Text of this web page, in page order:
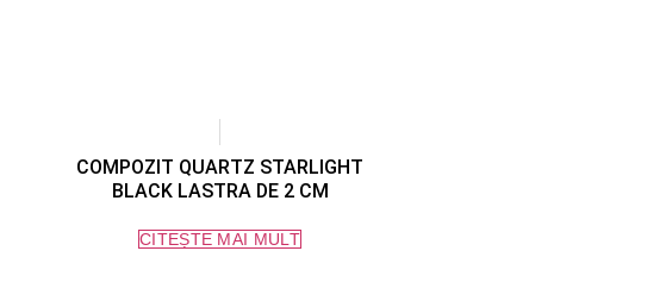
COMPOZIT QUARTZ STARLIGHT
BLACK LASTRA DE 2 CM
CITEȘTE MAI MULT